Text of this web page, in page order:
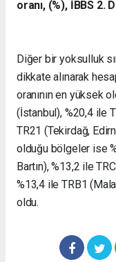
oranı, (%), İBBS 2.
Diğer bir yoksulluk
dikkate alınarak
oranının en yüksek
(İstanbul), %20,4 ile
TR21 (Tekirdağ,
olduğu bölgeler ise
Bartın), %13,2 ile
%13,4 ile TRB1
oldu.